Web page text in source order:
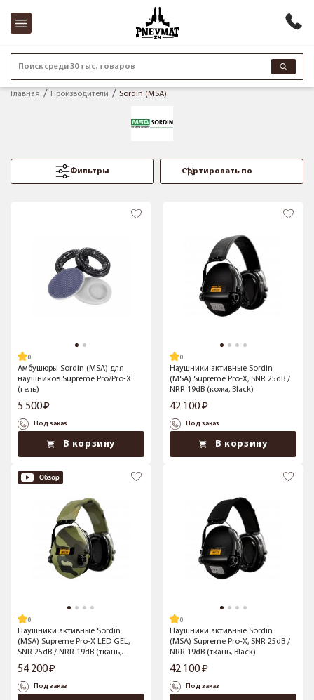
Поиск среди 30 тыс. товаров
Главная Производители Sordin (MSA)
Фильтры
Амбушюры Sordin (MSA) для
наушников Supreme Pro/Pro-X
(гель)
5 500
Под заказ
В корзину
Наушники активные Sordin
(MSA) Supreme Pro-X, SNR 25dB /
NRR 19dB (кожа, Black)
42 100
Под заказ
В корзину
Наушники активные Sordin
(MSA) Supreme Pro-X LED GEL,
SNR 25dB / NRR 19dB (ткань,
Multicam)
54 200
Под заказ
Наушники активные Sordin
(MSA) Supreme Pro-X, SNR 25dB /
NRR 19dB (ткань, Black)
42 100
Под заказ